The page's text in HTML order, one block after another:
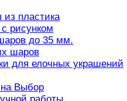
пластика
рисунком
до 35 мм.
шаров
для елочных украшений
Выбор